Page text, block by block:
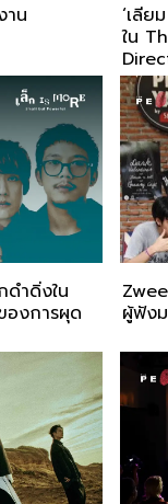
าน
‘เลี
ใน
ดำดิ่งใน
องการผุด
ผู้ฟังม